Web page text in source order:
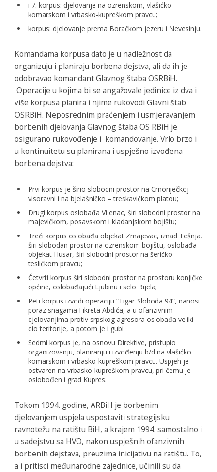
i 7. korpus: djelovanje na ozrenskom, vlašićko-
komarskom i vrbasko-kupreškom pravcu;
korpus: djelovanje prema Boračkom jezeru i Nevesinju.
Komandama korpusa dato je u nadležnost da
organizuju i planiraju borbena dejstva, ali da ih je
odobravao komandant Glavnog štaba OSRBiH.
Operacije u kojima bi se angažovale jedinice iz dva i
više korpusa planira i njime rukovodi Glavni štab
OSRBiH. Neposrednim praćenjem i usmjeravanjem
borbenih djelovanja Glavnog štaba OS RBiH je
osigurano rukovođenje i komandovanje. Vrlo brzo i
u kontinuitetu su planirana i uspješno izvođena
borbena dejstva:
Prvi korpus je širio slobodni prostor na Crnoriječkoj
visoravni i na bjelašničko – treskavičkom platou;
Drugi korpus oslobađa Vijenac, širi slobodni prostor na
majevičkom, posavskom i kladanjskom bojištu;
Treći korpus oslobađa objekat Zmajevac, iznad Tešnja,
širi slobodan prostor na ozrenskom bojištu, oslobađa
objekat Husar, širi slobodni prostor na šerićko –
teslićkom pravcu;
Četvrti korpus širi slobodni prostor na prostoru konjičke
općine, oslobađajući Ljubinu i selo Bijela;
Peti korpus izvodi operaciju “Tigar-Sloboda 94”, nanosi
poraz snagama Fikreta Abdića, a u ofanzivnim
djelovanjima protiv srpskog agresora oslobađa veliki
dio teritorije, a potom je i gubi;
Sedmi korpus je, na osnovu Direktive, pristupio
organizovanju, planiranju i izvođenju b/d na vlašićko-
komarskom i vrbasko-kupreškom pravcu. Uspjeh je
ostvaren na vrbasko-kupreškom pravcu, pri čemu je
oslobođen i grad Kupres.
Tokom 1994. godine, ARBiH je borbenim
djelovanjem uspjela uspostaviti strategijsku
ravnotežu na ratištu BiH, a krajem 1994. samostalno i
u sadejstvu sa HVO, nakon uspješnih ofanzivnih
borbenih dejstava, preuzima inicijativu na ratištu. To,
a i pritisci međunarodne zajednice, učinili su da